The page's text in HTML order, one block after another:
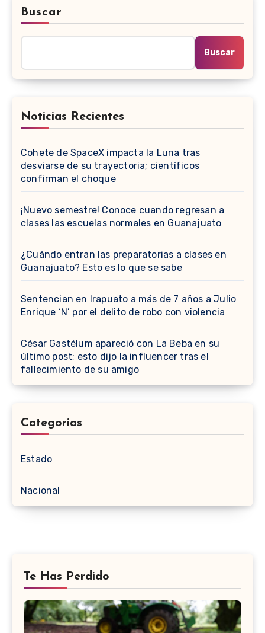
Buscar
Buscar
Noticias Recientes
Cohete de SpaceX impacta la Luna tras
desviarse de su trayectoria; científicos
confirman el choque
¡Nuevo semestre! Conoce cuando regresan a
clases las escuelas normales en Guanajuato
¿Cuándo entran las preparatorias a clases en
Guanajuato? Esto es lo que se sabe
Sentencian en Irapuato a más de 7 años a Julio
Enrique ‘N’ por el delito de robo con violencia
César Gastélum apareció con La Beba en su
último post; esto dijo la influencer tras el
fallecimiento de su amigo
Categorias
Estado
Nacional
Te Has Perdido